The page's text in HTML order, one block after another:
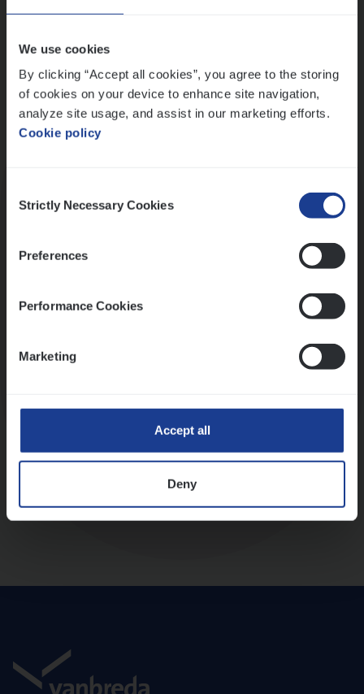
We use cookies
By clicking “Accept all cookies”, you agree to the storing
of cookies on your device to enhance site navigation,
analyze site usage, and assist in our marketing efforts.
Cookie policy
Selection
Strictly Necessary Cookies
Preferences
Performance Cookies
Marketing
Accept all
Deny